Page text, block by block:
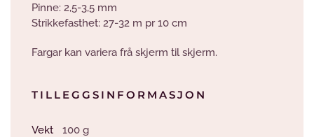
Pinne: 2,5-3,5 mm
Strikkefasthet: 27-32 m pr 10 cm
Fargar kan variera frå skjerm til skjerm.
TILLEGGSINFORMASJON
Vekt 100 g